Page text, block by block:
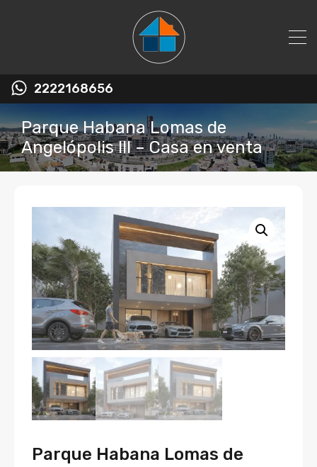
2222168656
Parque Habana Lomas de
Angelópolis III – Casa en venta
Parque Habana Lomas de